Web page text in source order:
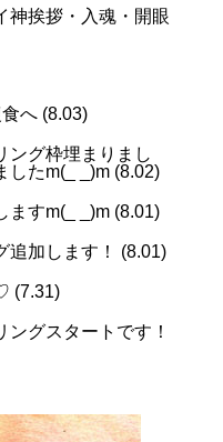
神挨拶・入魂・開眼
へ (8.03)
ング枠埋まりまし
したm(_ _)m (8.02)
ますm(_ _)m (8.01)
追加します！ (8.01)
(7.31)
グスタートです！